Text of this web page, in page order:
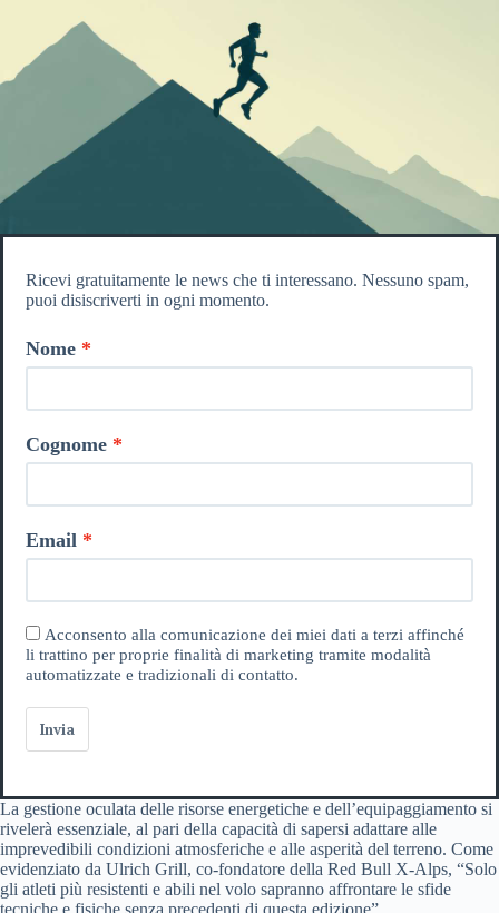
Ricevi gratuitamente le news che ti interessano. Nessuno spam,
puoi disiscriverti in ogni momento.
Nome
Cognome
Email
Acconsento alla comunicazione dei miei dati a terzi affinché
li trattino per proprie finalità di marketing tramite modalità
automatizzate e tradizionali di contatto.
Invia
La gestione oculata delle risorse energetiche e dell’equipaggiamento si
rivelerà essenziale, al pari della capacità di sapersi adattare alle
imprevedibili condizioni atmosferiche e alle asperità del terreno. Come
evidenziato da Ulrich Grill, co-fondatore della Red Bull X-Alps, “Solo
gli atleti più resistenti e abili nel volo sapranno affrontare le sfide
tecniche e fisiche senza precedenti di questa edizione”.